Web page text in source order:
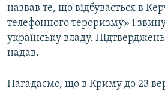
назвав те, що відбувається в
телефонного тероризму» і
українську владу. Підтверджень
надав.
Нагадаємо, що в Криму до 23